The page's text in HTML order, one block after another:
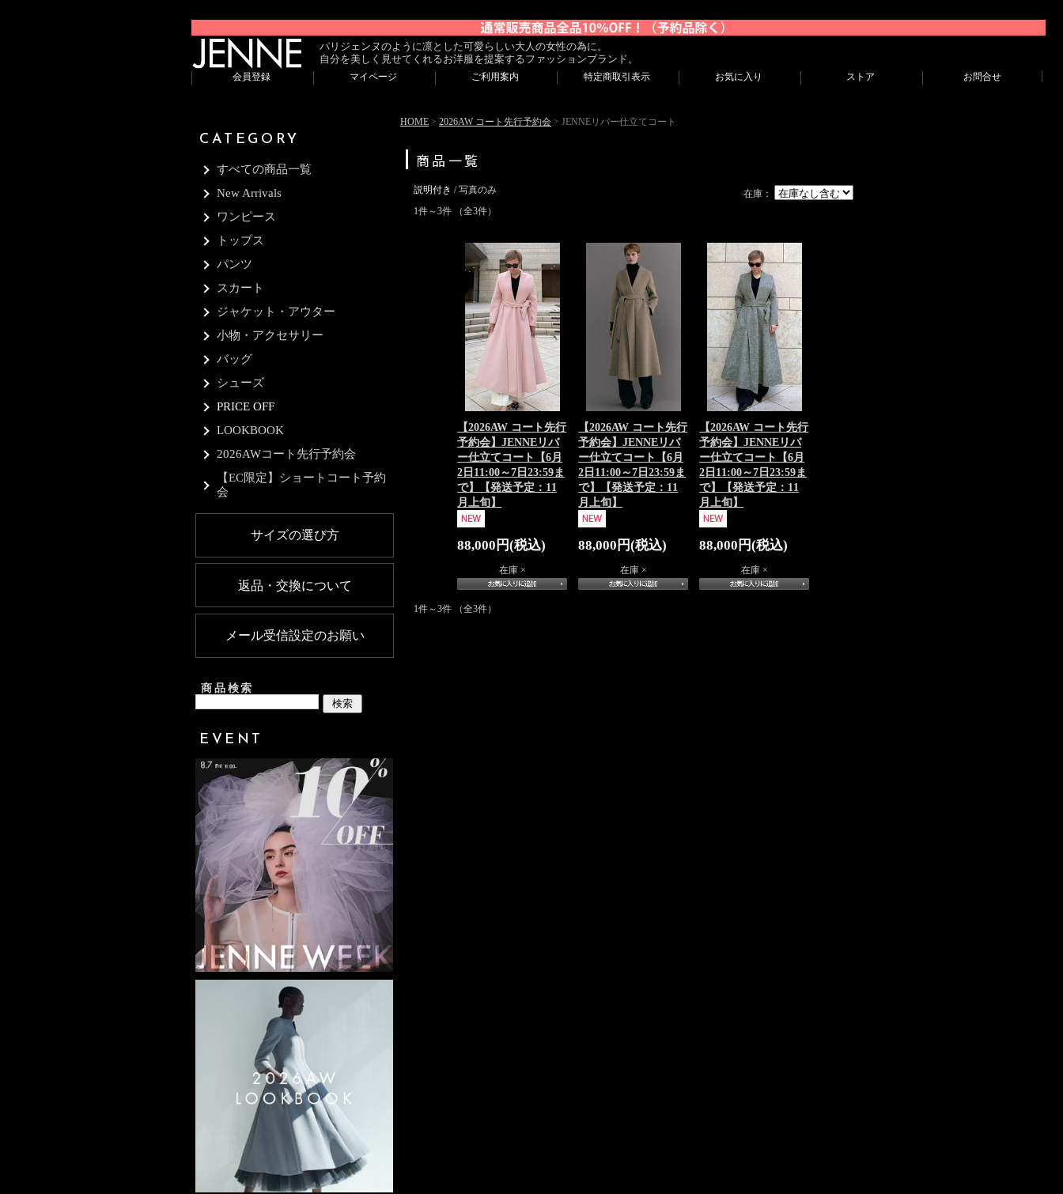
パリジェンヌのように凛とした可愛らしい大人の女性の為に。
自分を美しく見せてくれるお洋服を提案するファッションブランド。
会員登録 マイページ ご利用案内 特定商取引表示 お気に入り ストア お問合せ
CATEGORY
すべての商品一覧
New Arrivals
ワンピース
トップス
パンツ
スカート
ジャケット・アウター
小物・アクセサリー
バッグ
シューズ
PRICE OFF
LOOKBOOK
2026AWコート先行予約会
【EC限定】ショートコート予約
会
サイズの選び方
返品・交換について
メール受信設定のお願い
商品検索
EVENT
HOME > 2026AW コート先行予約会 > JENNEリバー仕立てコート
商品一覧
在庫：
説明付き / 写真のみ
1件～3件 （全3件）
【2026AW コート先行
予約会】JENNEリバ
ー仕立てコート【6月
2日11:00～7日23:59ま
で】【発送予定：11
月上旬】
88,000円(税込)
在庫 ×
【2026AW コート先行
予約会】JENNEリバ
ー仕立てコート【6月
2日11:00～7日23:59ま
で】【発送予定：11
月上旬】
88,000円(税込)
在庫 ×
【2026AW コート先行
予約会】JENNEリバ
ー仕立てコート【6月
2日11:00～7日23:59ま
で】【発送予定：11
月上旬】
88,000円(税込)
在庫 ×
1件～3件 （全3件）